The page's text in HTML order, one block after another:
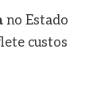
no Estado
custos